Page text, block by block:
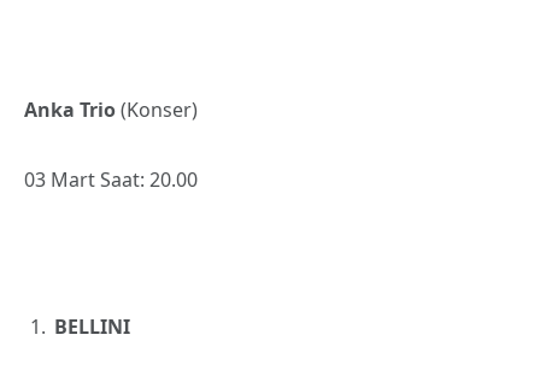
Anka Trio(Konser)
03 Mart Saat: 20.00
BELLINI